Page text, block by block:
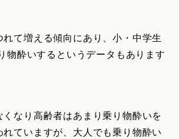
て増える傾向にあり、小・中学生
物酔いするというデータもあります
なり高齢者はあまり乗り物酔いを
ていますが、大人でも乗り物酔い